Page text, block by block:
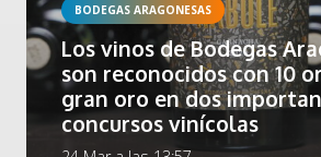
BODEGAS ARAGONESAS
Los vinos de Bodegas
son reconocidos con 10
gran oro en dos
concursos vinícolas